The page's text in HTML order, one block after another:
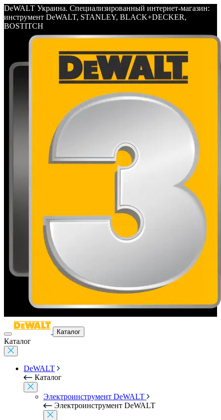
DeWALT Украина. Специализированный интернет-магазин:
инструмент DeWALT, STANLEY, BLACK+DECKER,
BOSTITCH
Каталог
Каталог
DeWALT
Каталог
Электроинструмент DeWALT
Электроинструмент DeWALT